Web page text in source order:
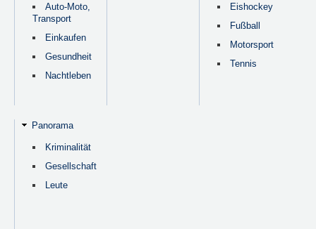
Auto-Moto,
Transport
Einkaufen
Gesundheit
Nachtleben
Eishockey
Fußball
Motorsport
Tennis
Panorama
Kriminalität
Gesellschaft
Leute